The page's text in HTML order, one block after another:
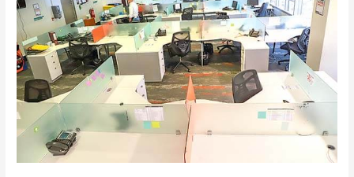
100%
de
sus
oficinas
corporativas
como
cowork